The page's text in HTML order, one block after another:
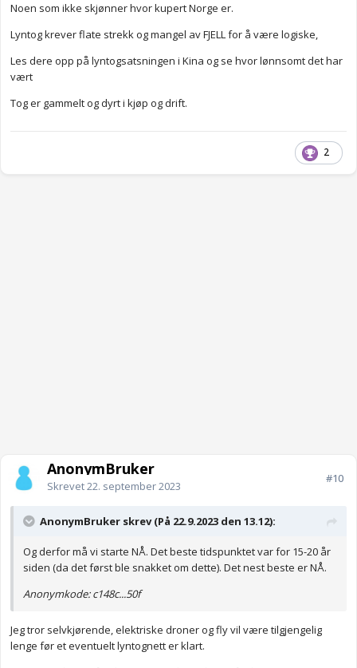
Noen som ikke skjønner hvor kupert Norge er.
Lyntog krever flate strekk og mangel av FJELL for å være logiske,
Les dere opp på lyntogsatsningen i Kina og se hvor lønnsomt det har
vært
Tog er gammelt og dyrt i kjøp og drift.
2
AnonymBruker
Skrevet22. september 2023
#10
AnonymBruker skrev (På 22.9.2023 den 13.12):
Og derfor må vi starte NÅ. Det beste tidspunktet var for 15-20 år
siden (da det først ble snakket om dette). Det nest beste er NÅ.
Anonymkode: c148c...50f
Jeg tror selvkjørende, elektriske droner og fly vil være tilgjengelig
lenge før et eventuelt lyntognett er klart.